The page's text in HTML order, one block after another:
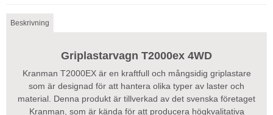
Beskrivning
Griplastarvagn T2000ex 4WD
Kranman T2000EX är en kraftfull och mångsidig griplastare
som är designad för att hantera olika typer av laster och
material. Denna produkt är tillverkad av det svenska företaget
Kranman, som är kända för att producera högkvalitativa